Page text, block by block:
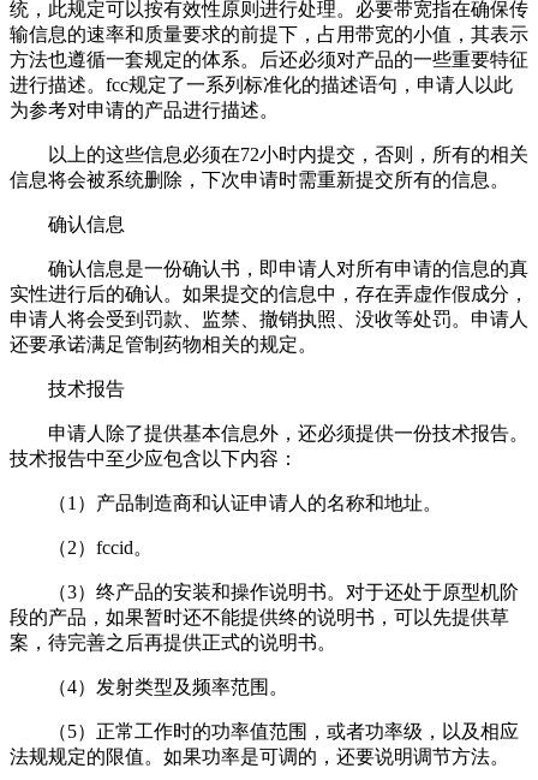
统，此规定可以按有效性原则进行处理。必要带宽指在确保传
输信息的速率和质量要求的前提下，占用带宽的小值，其表示
方法也遵循一套规定的体系。后还必须对产品的一些重要特征
进行描述。fcc规定了一系列标准化的描述语句，申请人以此
为参考对申请的产品进行描述。
以上的这些信息必须在72小时内提交，否则，所有的相关
信息将会被系统删除，下次申请时需重新提交所有的信息。
确认信息
确认信息是一份确认书，即申请人对所有申请的信息的真
实性进行后的确认。如果提交的信息中，存在弄虚作假成分，
申请人将会受到罚款、监禁、撤销执照、没收等处罚。申请人
还要承诺满足管制药物相关的规定。
技术报告
申请人除了提供基本信息外，还必须提供一份技术报告。
技术报告中至少应包含以下内容：
（1）产品制造商和认证申请人的名称和地址。
（2）fccid。
（3）终产品的安装和操作说明书。对于还处于原型机阶
段的产品，如果暂时还不能提供终的说明书，可以先提供草
案，待完善之后再提供正式的说明书。
（4）发射类型及频率范围。
（5）正常工作时的功率值范围，或者功率级，以及相应
法规规定的限值。如果功率是可调的，还要说明调节方法。